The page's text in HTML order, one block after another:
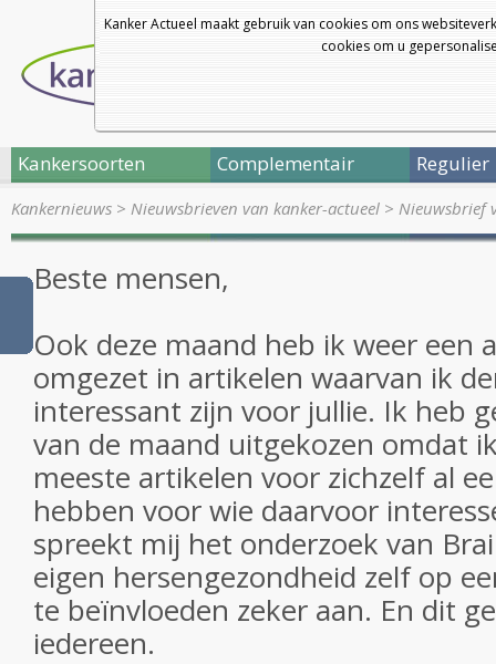
Kanker Actueel maakt gebruik van cookies om ons
cookies om u
Kankersoorten Complementair Regulier
Kankernieuws > Nieuwsbrieven van kanker-actueel > Nieuwsbrief
Beste mensen,
Ook deze maand heb ik weer een
omgezet in artikelen waarvan ik
interessant zijn voor jullie. Ik heb
van de maand uitgekozen omdat
meeste artikelen voor zichzelf al
hebben voor wie daarvoor
spreekt mij het onderzoek van
eigen hersengezondheid zelf op
te beïnvloeden zeker aan. En dit
iedereen.